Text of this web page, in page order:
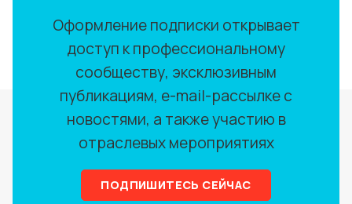
Оформление подписки открывает
доступ к профессиональному
сообществу, эксклюзивным
публикациям, e-mail-рассылке с
новостями, а также участию в
отраслевых мероприятиях
ПОДПИШИТЕСЬ СЕЙЧАС